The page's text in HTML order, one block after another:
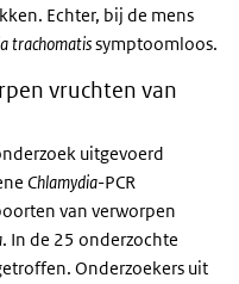
Echter, bij de mens
trachomatissymptoomloos.
vruchten van
uitgevoerd
Chlamydia-PCR
van verworpen
. In de 25 onderzochte
Onderzoekers uit